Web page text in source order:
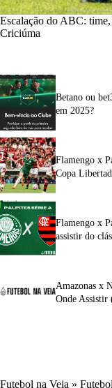
Escalação do ABC:
Criciúma
Betano ou
em 2025?
Flamengo x
Copa
Flamengo x
assistir do
Amazonas x
Onde Assistir
Futebol na Veia »